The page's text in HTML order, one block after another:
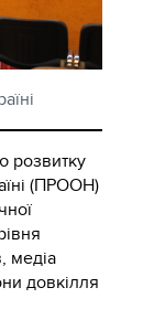
розвитку
(ПРООН)
медіа
довкілля